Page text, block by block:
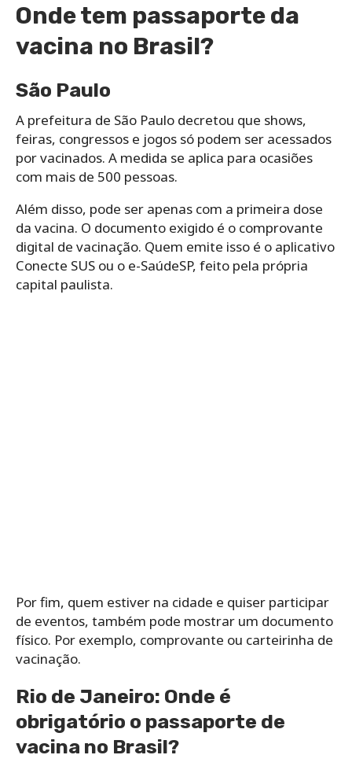
Onde tem passaporte da
vacina no Brasil?
São Paulo
A prefeitura de São Paulo decretou que shows,
feiras, congressos e jogos só podem ser acessados
por vacinados. A medida se aplica para ocasiões
com mais de 500 pessoas.
Além disso, pode ser apenas com a primeira dose
da vacina. O documento exigido é o comprovante
digital de vacinação. Quem emite isso é o aplicativo
Conecte SUS ou o e-SaúdeSP, feito pela própria
capital paulista.
Por fim, quem estiver na cidade e quiser participar
de eventos, também pode mostrar um documento
físico. Por exemplo, comprovante ou carteirinha de
vacinação.
Rio de Janeiro: Onde é
obrigatório o passaporte de
vacina no Brasil?